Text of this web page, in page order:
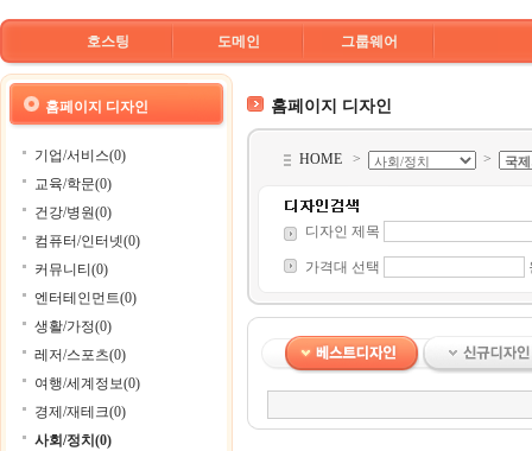
호스팅 도메인 그룹웨어
홈페이지 디자인
기업/서비스(0)
교육/학문(0)
건강/병원(0)
컴퓨터/인터넷(0)
커뮤니티(0)
엔터테인먼트(0)
생활/가정(0)
레저/스포츠(0)
여행/세계정보(0)
경제/재테크(0)
사회/정치(0)
홈페이지 디자인
HOME > >
디자인 제목
가격대 선택